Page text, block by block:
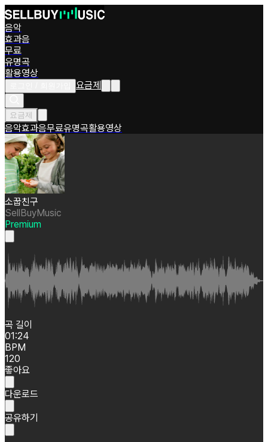
음악
효과음
무료
유명곡
활용영상
요금제
요금제
음악효과음무료유명곡활용영상
소꿉친구
SellBuyMusic
Premium
곡 길이
01:24
BPM
120
좋아요
다운로드
공유하기